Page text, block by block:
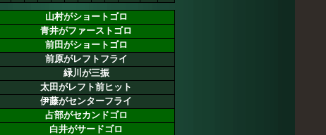
山村がショートゴロ
青井がファーストゴロ
前田がショートゴロ
前原がレフトフライ
緑川が三振
太田がレフト前ヒット
伊藤がセンターフライ
占部がセカンドゴロ
白井がサードゴロ